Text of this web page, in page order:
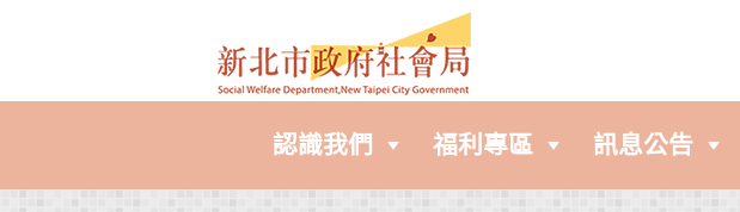
認識我們 福利專區 訊息公告